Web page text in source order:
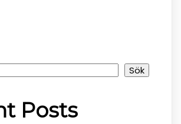
Sök
Posts